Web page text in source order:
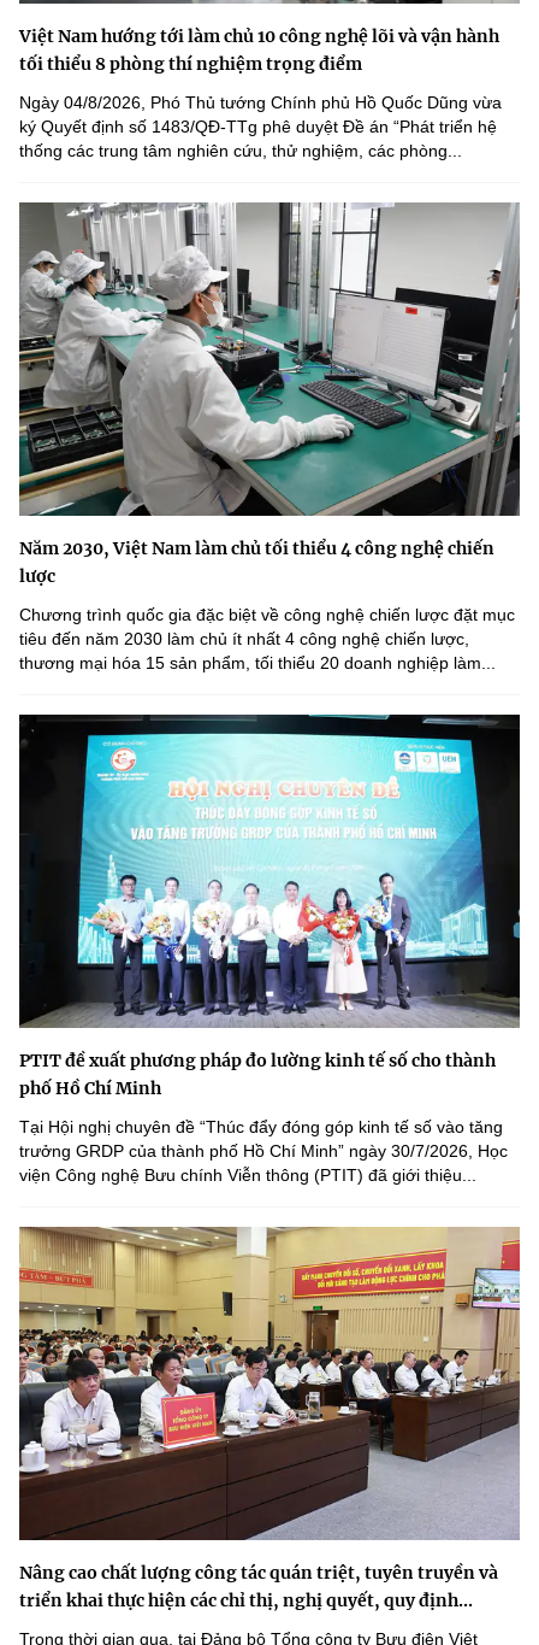
Việt Nam hướng tới làm chủ 10 công nghệ lõi và vận hành
tối thiểu 8 phòng thí nghiệm trọng điểm
Ngày 04/8/2026, Phó Thủ tướng Chính phủ Hồ Quốc Dũng vừa
ký Quyết định số 1483/QĐ-TTg phê duyệt Đề án “Phát triển hệ
thống các trung tâm nghiên cứu, thử nghiệm, các phòng...
Năm 2030, Việt Nam làm chủ tối thiểu 4 công nghệ chiến
lược
Chương trình quốc gia đặc biệt về công nghệ chiến lược đặt mục
tiêu đến năm 2030 làm chủ ít nhất 4 công nghệ chiến lược,
thương mại hóa 15 sản phẩm, tối thiểu 20 doanh nghiệp làm...
PTIT đề xuất phương pháp đo lường kinh tế số cho thành
phố Hồ Chí Minh
Tại Hội nghị chuyên đề “Thúc đẩy đóng góp kinh tế số vào tăng
trưởng GRDP của thành phố Hồ Chí Minh” ngày 30/7/2026, Học
viện Công nghệ Bưu chính Viễn thông (PTIT) đã giới thiệu...
Nâng cao chất lượng công tác quán triệt, tuyên truyền và
triển khai thực hiện các chỉ thị, nghị quyết, quy định...
Trong thời gian qua, tại Đảng bộ Tổng công ty Bưu điện Việt